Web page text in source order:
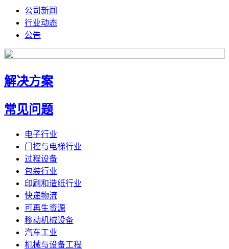
公司新闻
行业动态
公告
解决方案
常见问题
电子行业
门控与电梯行业
过程设备
包装行业
印刷和造纸行业
快递物流
可再生资源
移动机械设备
汽车工业
机械与设备工程